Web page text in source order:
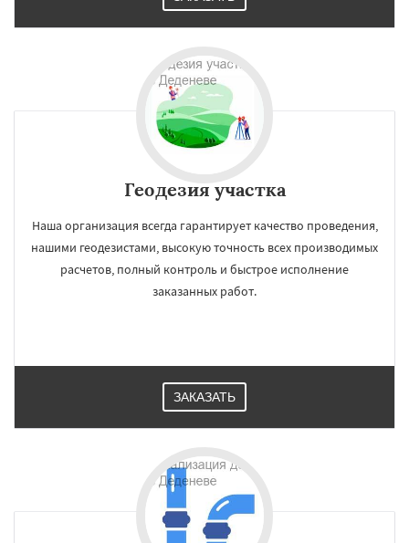
Геодезия участка
Наша организация всегда гарантирует качество проведения,
нашими геодезистами, высокую точность всех производимых
расчетов, полный контроль и быстрое исполнение
заказанных работ.
ЗАКАЗАТЬ